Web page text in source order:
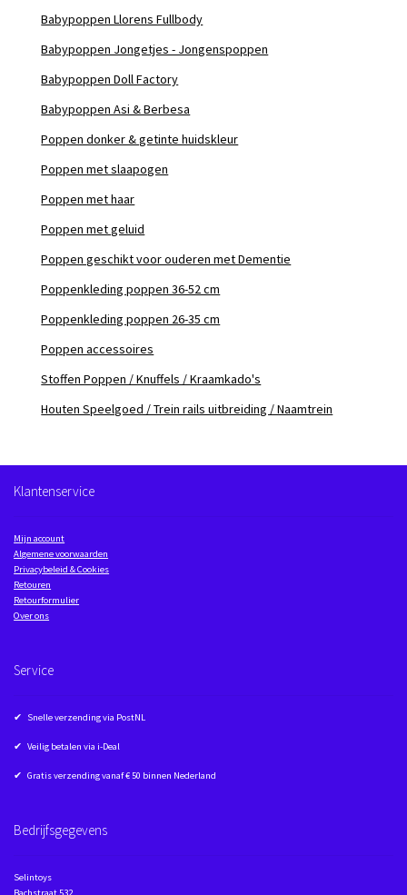
Babypoppen Llorens Fullbody
Babypoppen Jongetjes - Jongenspoppen
Babypoppen Doll Factory
Babypoppen Asi & Berbesa
Poppen donker & getinte huidskleur
Poppen met slaapogen
Poppen met haar
Poppen met geluid
Poppen geschikt voor ouderen met Dementie
Poppenkleding poppen 36-52 cm
Poppenkleding poppen 26-35 cm
Poppen accessoires
Stoffen Poppen / Knuffels / Kraamkado's
Houten Speelgoed / Trein rails uitbreiding / Naamtrein
Klantenservice
Mijn account
Algemene voorwaarden
Privacybeleid & Cookies
Retouren
Retourformulier
Over ons
Service
✔ Snelle verzending via PostNL
✔ Veilig betalen via i-Deal
✔ Gratis verzending vanaf € 50 binnen Nederland
Bedrijfsgegevens
Selintoys